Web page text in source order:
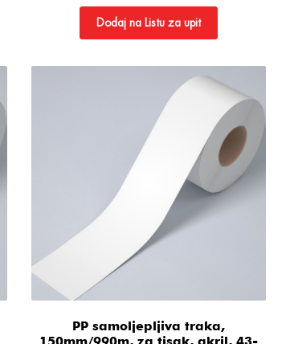
Dodaj na Listu za upit
PP samoljepljiva traka,